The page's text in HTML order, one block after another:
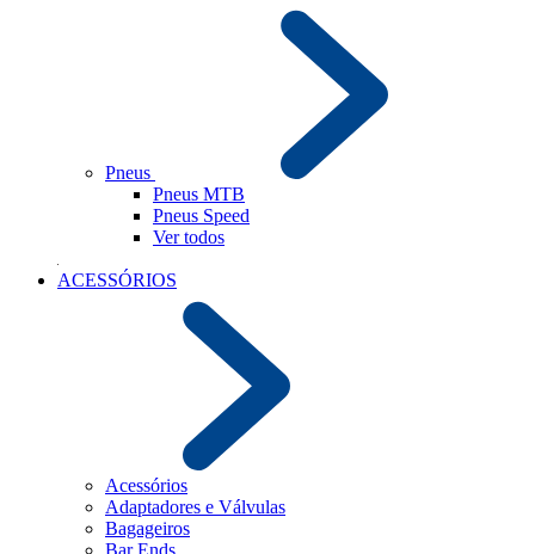
Pneus
Pneus MTB
Pneus Speed
Ver todos
ACESSÓRIOS
Acessórios
Adaptadores e Válvulas
Bagageiros
Bar Ends